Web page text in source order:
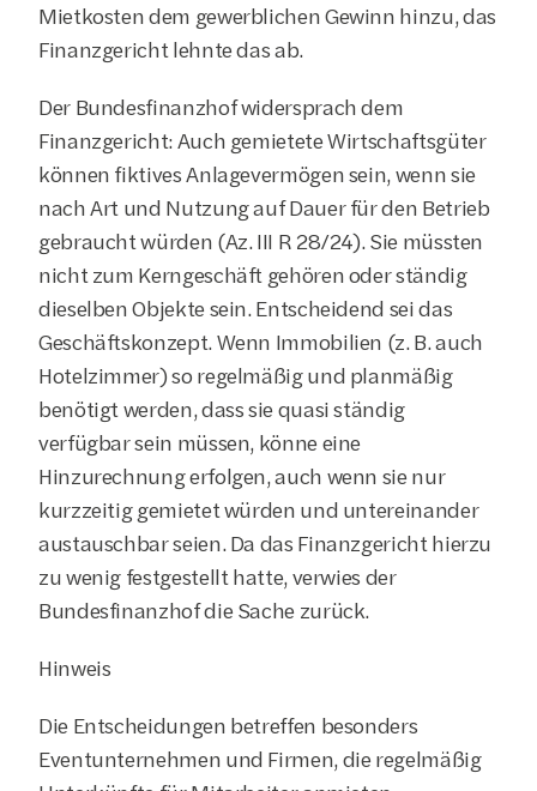
Mietkosten dem gewerblichen Gewinn hinzu, das
Finanzgericht lehnte das ab.
Der Bundesfinanzhof widersprach dem
Finanzgericht: Auch gemietete Wirtschaftsgüter
können fiktives Anlagevermögen sein, wenn sie
nach Art und Nutzung auf Dauer für den Betrieb
gebraucht würden (Az. III R 28/24). Sie müssten
nicht zum Kerngeschäft gehören oder ständig
dieselben Objekte sein. Entscheidend sei das
Geschäftskonzept. Wenn Immobilien (z. B. auch
Hotelzimmer) so regelmäßig und planmäßig
benötigt werden, dass sie quasi ständig
verfügbar sein müssen, könne eine
Hinzurechnung erfolgen, auch wenn sie nur
kurzzeitig gemietet würden und untereinander
austauschbar seien. Da das Finanzgericht hierzu
zu wenig festgestellt hatte, verwies der
Bundesfinanzhof die Sache zurück.
Hinweis
Die Entscheidungen betreffen besonders
Eventunternehmen und Firmen, die regelmäßig